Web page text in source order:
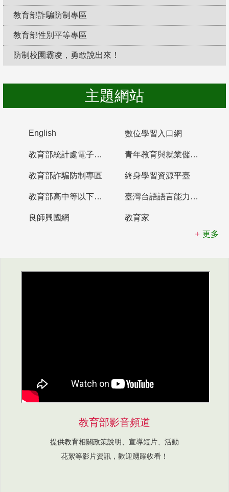
教育部詐騙防制專區
教育部性別平等專區
防制校園霸凌，勇敢說出來！
主題網站
English 數位學習入口網
教育部統計處電子書櫃 青年教育與就業儲蓄帳戶
教育部詐騙防制專區 終身學習資源平臺
教育部高中等以下學校及幼兒園教師資格檢定考試 臺灣台語語言能力認證網站
良師興國網
教育家
更多
教育部影音頻道
提供教育相關政策說明、宣導短片、活動
花絮等影片資訊，歡迎踴躍收看！